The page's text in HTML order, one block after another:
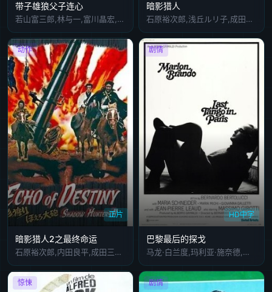
带子雄狼父子连心
若山富三郎,林与一,富川晶宏,小池朝雄,田中浩,远藤太津朗,岸田森,关山耕司,长谷川弘,原圣四郎,堀北幸夫,冲时男,山村聪,内田朝雄
暗影猎人
石原裕次郎,浅丘ルリ子,成田三樹夫,内田良平
动作
正片
暗影猎人2之最终命运
石原裕次郎,内田良平,成田三树夫,丹波哲郎
剧情
HD中字
巴黎最后的探戈
马龙·白兰度,玛利亚·施奈德,让-皮埃尔·利奥德,马西莫·吉洛蒂,玛丽亚·米琪
惊悚 剧情